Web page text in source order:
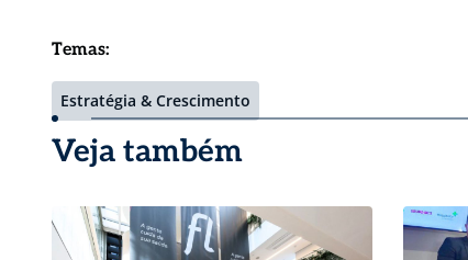
Temas:
Estratégia & Crescimento
Veja também